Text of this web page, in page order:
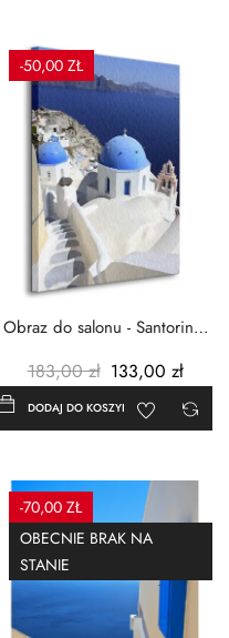
-50,00 ZŁ
Obraz do salonu - Santorini -
183,00 zł 133,00 zł
DODAJ DO KOSZYKA
-70,00 ZŁ
OBECNIE BRAK NA
STANIE